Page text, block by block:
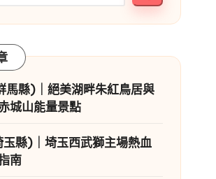
馬縣)｜絕美湖畔朱紅鳥居與
城山能量景點
縣)｜埼玉西武獅主場熱血
南